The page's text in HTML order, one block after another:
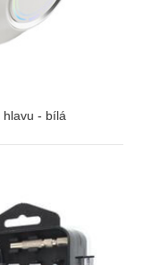
hlavu - bílá